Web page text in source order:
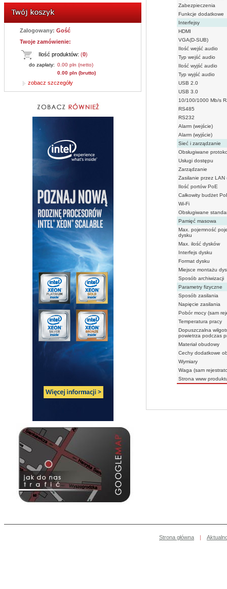
Zalogowany: Gość
Twoje zamówienie:
Ilość produktów: (0)
do zapłaty: 0.00 pln (netto)
0.00 pln (brutto)
zobacz szczegóły
Zabezpieczenia
Funkcje dodatkowe
Interfejsy
HDMI
VGA(D-SUB)
Ilość wejść audio
Typ wejść audio
Ilość wyjść audio
Typ wyjść audio
USB 2.0
USB 3.0
10/100/1000 Mb/s
RS485
RS232
Alarm (wejście)
Alarm (wyjście)
Sieć i zarządzanie
Obsługiwane
Usługi dostępu
Zarządzanie
Zasilanie przez LAN
Ilość portów PoE
Całkowity budżet
Wi-Fi
Obsługiwane
Pamięć masowa
Max. pojemność
dysku
Max. ilość dysków
Interfejs dysku
Format dysku
Miejsce montażu
Sposób archiwizacji
Parametry fizyczne
Sposób zasilania
Napięcie zasilania
Pobór mocy (sam
Temperatura pracy
Dopuszczalna
powietrza podczas
Materiał obudowy
Cechy dodatkowe
Wymiary
Waga (sam
Strona www
Strona główna |